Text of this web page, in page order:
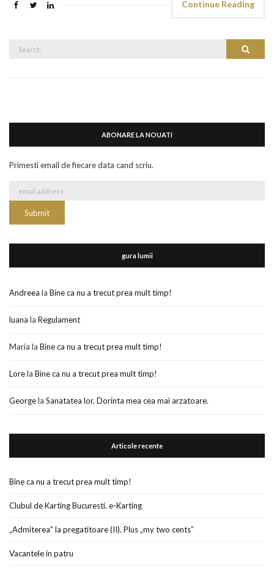
Continue Reading
Search
ABONARE LA NOUATI
Primesti email de fiecare data cand scriu.
gura lumii
Andreea la Bine ca nu a trecut prea mult timp!
luana la Regulament
Maria la Bine ca nu a trecut prea mult timp!
Lorela Bine ca nu a trecut prea mult timp!
Georgela Sanatatea lor. Dorinta mea cea mai arzatoare.
Articole recente
Bine ca nu a trecut prea mult timp!
Clubul de Karting Bucuresti. e-Karting
„Admiterea” la pregatitoare (II). Plus „my two cents”
Vacantele in patru